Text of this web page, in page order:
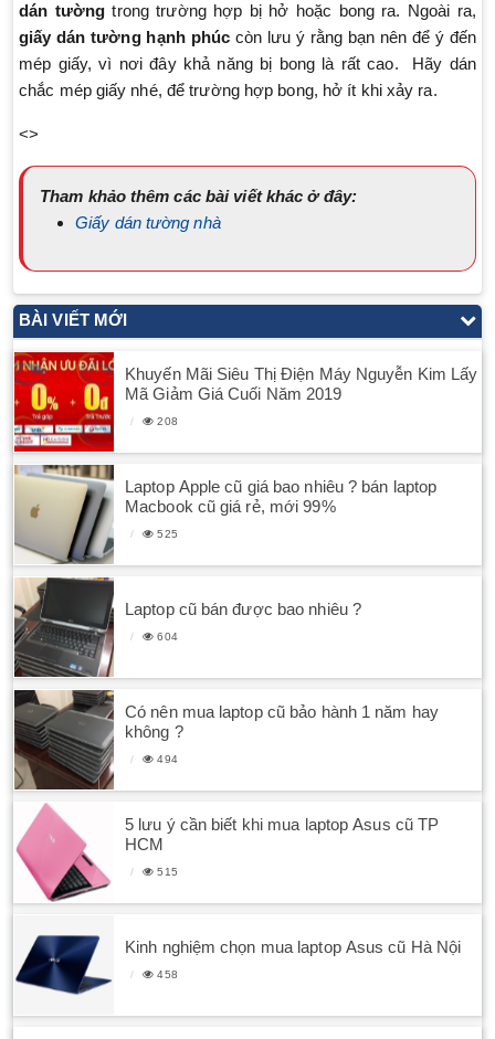
dán tường trong trường hợp bị hở hoặc bong ra. Ngoài ra,
giấy dán tường hạnh phúccòn lưu ý rằng bạn nên để ý đến
mép giấy, vì nơi đây khả năng bị bong là rất cao. Hãy dán
chắc mép giấy nhé, để trường hợp bong, hở ít khi xảy ra.
<>
Tham khảo thêm các bài viết khác ở đây:
Giấy dán tường nhà
BÀI VIẾT MỚI
Khuyến Mãi Siêu Thị Điện Máy Nguyễn Kim Lấy
Mã Giảm Giá Cuối Năm 2019
208
Laptop Apple cũ giá bao nhiêu ? bán laptop
Macbook cũ giá rẻ, mới 99%
525
Laptop cũ bán được bao nhiêu ?
604
Có nên mua laptop cũ bảo hành 1 năm hay
không ?
494
5 lưu ý cần biết khi mua laptop Asus cũ TP
HCM
515
Kinh nghiệm chọn mua laptop Asus cũ Hà Nội
458